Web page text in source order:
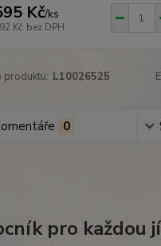
Kč/ks
Kč bez DPH
produktu: L10026525
0
pro každou